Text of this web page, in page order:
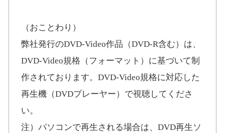
（おことわり）
弊社発行のDVD-Video作品（DVD-R含む）は、
DVD-Video規格（フォーマット）に基づいて制
作されております。DVD-Video規格に対応した
再生機（DVDプレーヤー）で視聴してくださ
い。
注）パソコンで再生される場合は、DVD再生ソ